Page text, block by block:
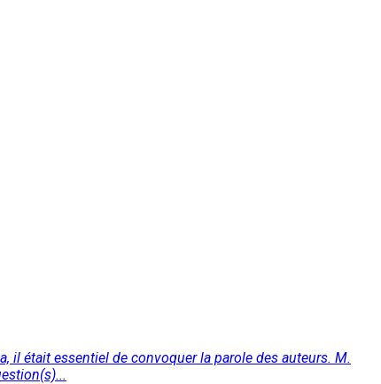
il était essentiel de convoquer la parole des auteurs. M.